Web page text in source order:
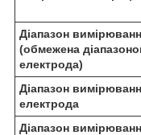
Діапазон
(обмежена
електрода)
Діапазон
електрода
Діапазон